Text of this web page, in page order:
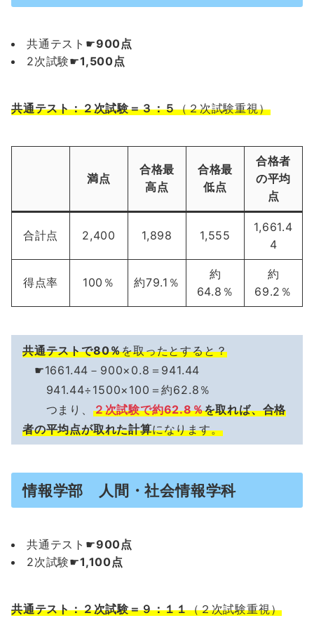
共通テスト☛900点
2次試験☛1,500点
共通テスト：２次試験＝３：５（２次試験重視）
満点
合格最
高点
合格最
低点
合格者
の平均
点
合計点 2,400 1,898 1,555
1,661.4
4
得点率 100％ 約79.1％
約
64.8％
約
69.2％
共通テストで80％を取ったとすると？
☛1661.44－900×0.8＝941.44
941.44÷1500×100＝約62.8％
つまり、 ２次試験で約62.8％を取れば、合格
者の平均点が取れた計算になります。
情報学部 人間・社会情報学科
共通テスト☛900点
2次試験☛1,100点
共通テスト：２次試験＝９：１１（２次試験重視）